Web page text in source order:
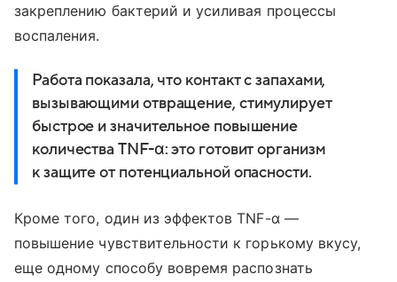
закреплению бактерий и усиливая процессы
воспаления.
Работа показала, что контакт с запахами,
вызывающими отвращение, стимулирует
быстрое и значительное повышение
количества TNF-α: это готовит организм
к защите от потенциальной опасности.
Кроме того, один из эффектов TNF-α —
повышение чувствительности к горькому вкусу,
еще одному способу вовремя распознать